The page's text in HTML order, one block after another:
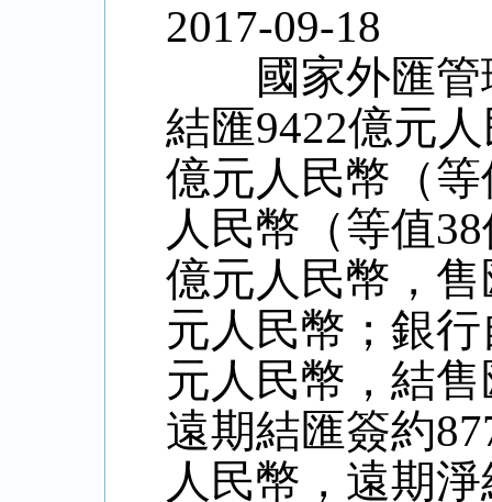
2017-09-18
國家外匯管
結匯9422億元
億元人民幣（
人民幣（等值
億元人民幣，
元人民幣；銀
元人民幣，結
遠期結匯簽約
人民幣，遠期